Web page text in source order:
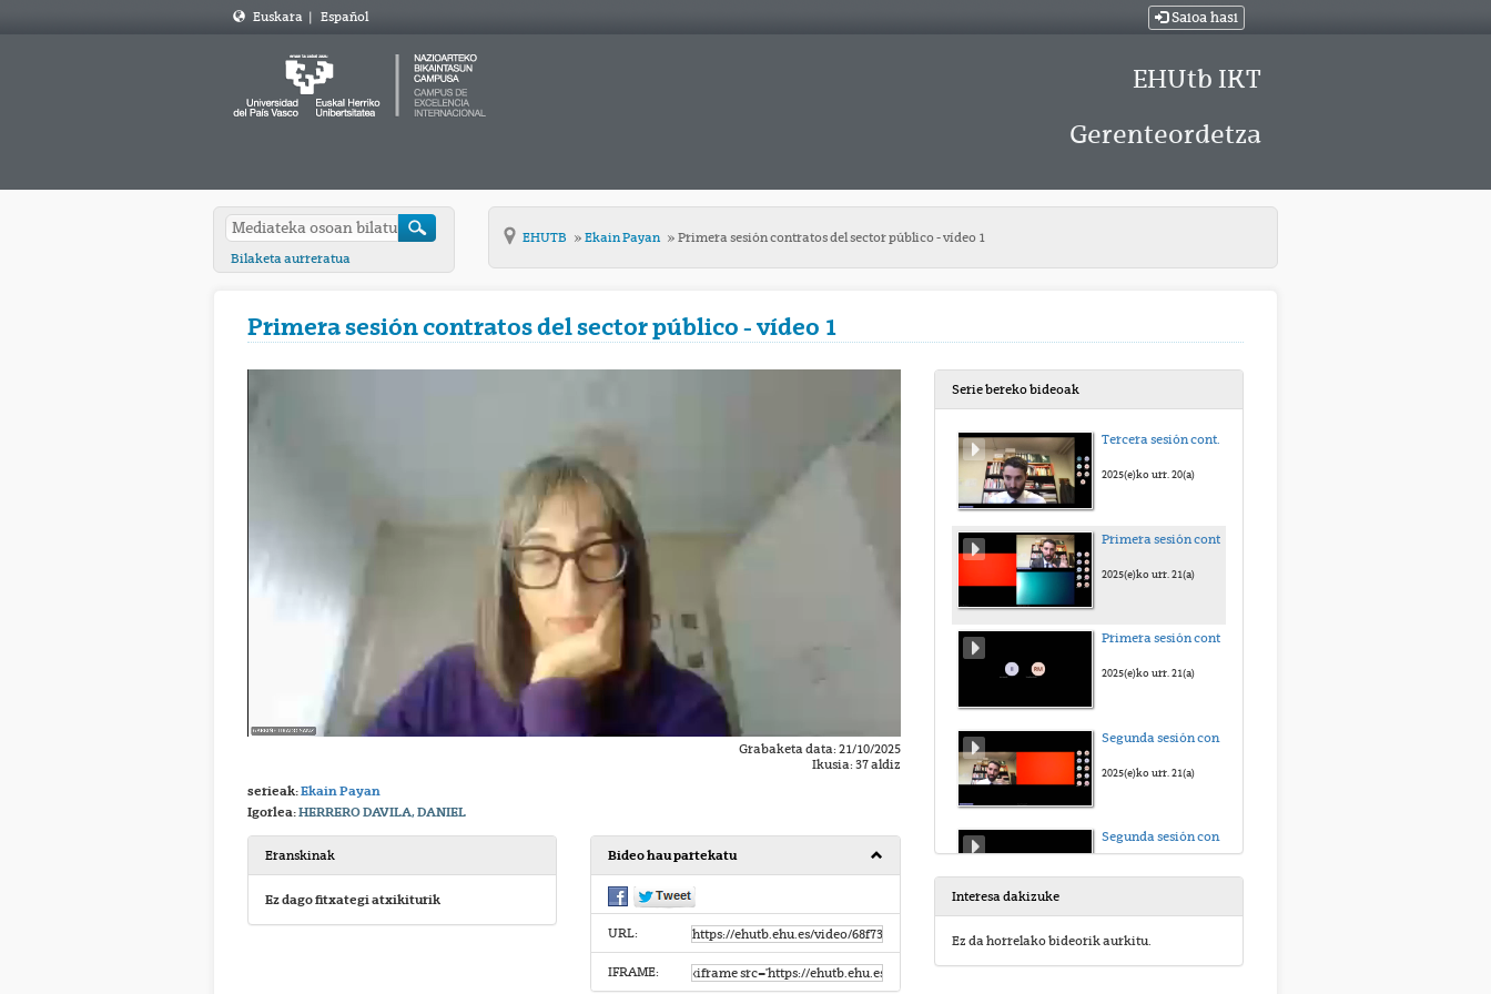
Euskara | Español Saioa hasi
EHUtb IKT
Gerenteordetza
Bilaketa aurreratua
EHUTB Ekain Payan Primera sesión contratos del sector público - vídeo 1
Primera sesión contratos del sector público - vídeo 1
Grabaketa data: 21/10/2025
Ikusia: 37 aldiz
serieak:Ekain Payan
Igorlea:HERRERO DAVILA, DANIEL
Eranskinak
Ez dago fitxategi atxikiturik
Bideo hau partekatu
URL:
IFRAME:
Serie bereko bideoak
Tercera sesión contratos del sector público
2025(e)ko urr. 20(a)
Primera sesión contratos del sector público - vídeo 1
2025(e)ko urr. 21(a)
Primera sesión contratos del sector público - Vídeo 2
2025(e)ko urr. 21(a)
Segunda sesión contratos del sector público - Vídeo 1
2025(e)ko urr. 21(a)
Segunda sesión contratos del sector público - Vídeo 2
Interesa dakizuke
Ez da horrelako bideorik aurkitu.